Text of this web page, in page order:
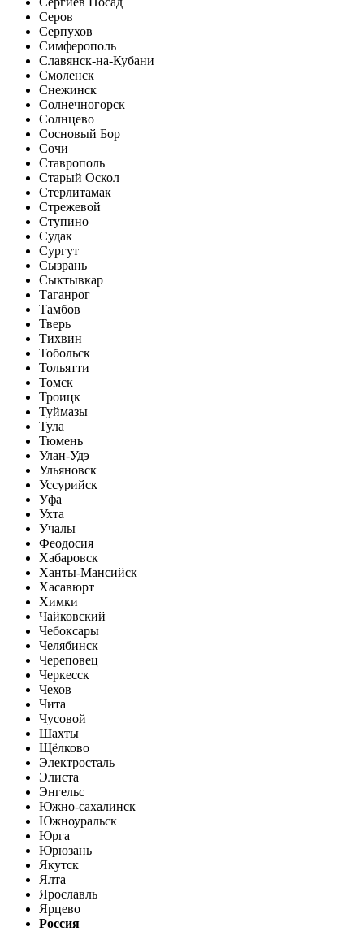
Серов
Серпухов
Симферополь
Славянск-на-Кубани
Смоленск
Снежинск
Солнечногорск
Солнцево
Сосновый Бор
Сочи
Ставрополь
Старый Оскол
Стерлитамак
Стрежевой
Ступино
Судак
Сургут
Сызрань
Сыктывкар
Таганрог
Тамбов
Тверь
Тихвин
Тобольск
Тольятти
Томск
Троицк
Туймазы
Тула
Тюмень
Улан-Удэ
Ульяновск
Уссурийск
Уфа
Ухта
Учалы
Феодосия
Хабаровск
Ханты-Мансийск
Хасавюрт
Химки
Чайковский
Чебоксары
Челябинск
Череповец
Черкесск
Чехов
Чита
Чусовой
Шахты
Щёлково
Электросталь
Элиста
Энгельс
Южно-сахалинск
Южноуральск
Юрга
Юрюзань
Якутск
Ялта
Ярославль
Ярцево
Россия